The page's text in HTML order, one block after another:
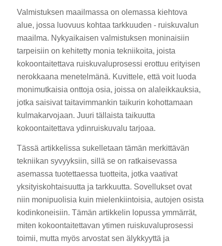
Valmistuksen maailmassa on olemassa kiehtova
alue, jossa luovuus kohtaa tarkkuuden - ruiskuvalun
maailma. Nykyaikaisen valmistuksen moninaisiin
tarpeisiin on kehitetty monia tekniikoita, joista
kokoontaitettava ruiskuvaluprosessi erottuu erityisen
nerokkaana menetelmänä. Kuvittele, että voit luoda
monimutkaisia onttoja osia, joissa on alaleikkauksia,
jotka saisivat taitavimmankin taikurin kohottamaan
kulmakarvojaan. Juuri tällaista taikuutta
kokoontaitettava ydinruiskuvalu tarjoaa.
Tässä artikkelissa sukelletaan tämän merkittävän
tekniikan syvyyksiin, sillä se on ratkaisevassa
asemassa tuotettaessa tuotteita, jotka vaativat
yksityiskohtaisuutta ja tarkkuutta. Sovellukset ovat
niin monipuolisia kuin mielenkiintoisia, autojen osista
kodinkoneisiin. Tämän artikkelin lopussa ymmärrät,
miten kokoontaitettavan ytimen ruiskuvaluprosessi
toimii, mutta myös arvostat sen älykkyyttä ja